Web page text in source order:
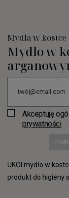
Mydła w kostce
Mydło w
Akceptuję
prywatności
UKOI mydło w
produkt do higieny